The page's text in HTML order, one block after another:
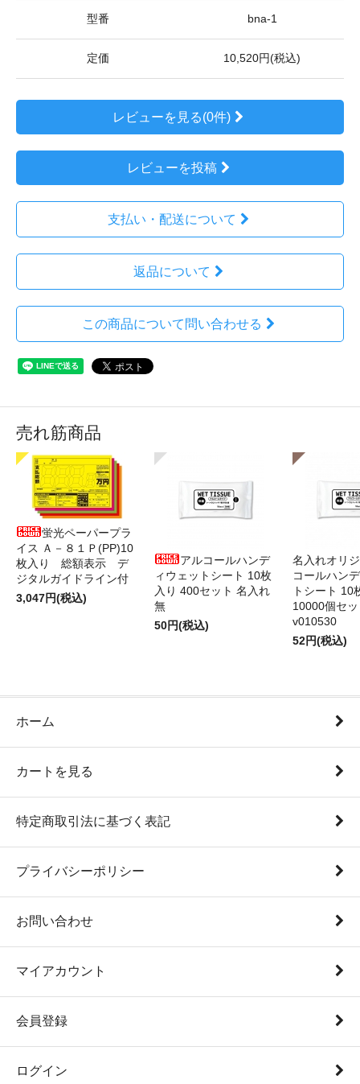
型番 bna-1
定価 10,520円(税込)
レビューを見る(0件)
レビューを投稿
支払い・配送について
返品について
この商品について問い合わせる
売れ筋商品
蛍光ペーパープラ
イス Ａ－８１Ｐ(PP)10
枚入り 総額表示 デ
ジタルガイドライン付
3,047円(税込)
アルコールハンデ
ィウェットシート 10枚
入り 400セット 名入れ
無
50円(税込)
名入れオリ
コールハン
トシート 10
10000個セ
v010530
52円(税込)
ホーム
カートを見る
特定商取引法に基づく表記
プライバシーポリシー
お問い合わせ
マイアカウント
会員登録
ログイン